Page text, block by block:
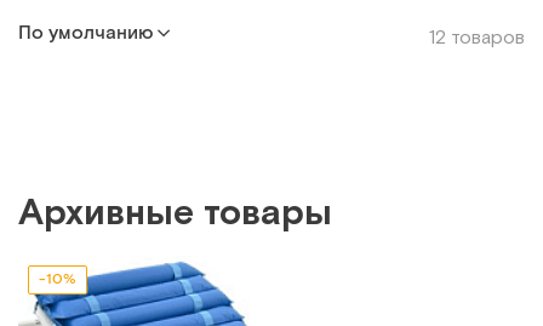
По умолчанию 12 товаров
Архивные товары
-10%